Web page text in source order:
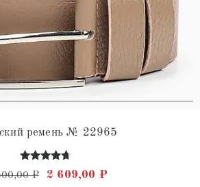
ремень № 22965
Оценка
4.56
₽ Первоначальная цена
2 609,00 ₽Текущая цена: